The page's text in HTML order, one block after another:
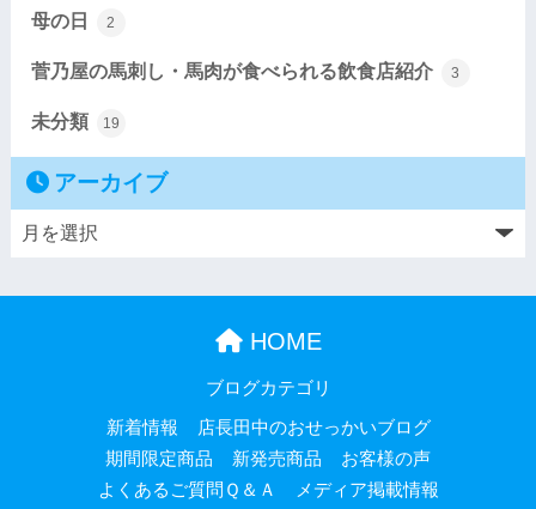
母の日 2
菅乃屋の馬刺し・馬肉が食べられる飲食店紹介 3
未分類 19
アーカイブ
HOME
ブログカテゴリ
新着情報
店長田中のおせっかいブログ
期間限定商品
新発売商品
お客様の声
よくあるご質問Ｑ＆Ａ
メディア掲載情報